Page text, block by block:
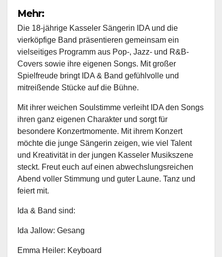
Mehr:
Die 18-jährige Kasseler Sängerin IDA und die
vierköpfige Band präsentieren gemeinsam ein
vielseitiges Programm aus Pop-, Jazz- und R&B-
Covers sowie ihre eigenen Songs. Mit großer
Spielfreude bringt IDA & Band gefühlvolle und
mitreißende Stücke auf die Bühne.
Mit ihrer weichen Soulstimme verleiht IDA den Songs
ihren ganz eigenen Charakter und sorgt für
besondere Konzertmomente. Mit ihrem Konzert
möchte die junge Sängerin zeigen, wie viel Talent
und Kreativität in der jungen Kasseler Musikszene
steckt. Freut euch auf einen abwechslungsreichen
Abend voller Stimmung und guter Laune. Tanz und
feiert mit.
Ida & Band sind:
Ida Jallow: Gesang
Emma Heiler: Keyboard